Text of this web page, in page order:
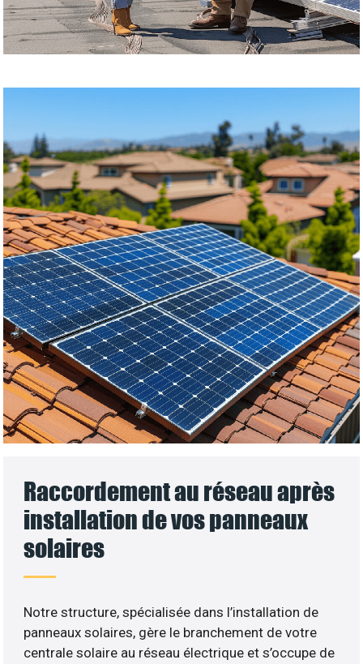
Raccordement au réseau après
installation de vos panneaux
solaires
Notre structure, spécialisée dans l’installation de
panneaux solaires, gère le branchement de votre
centrale solaire au réseau électrique et s’occupe de